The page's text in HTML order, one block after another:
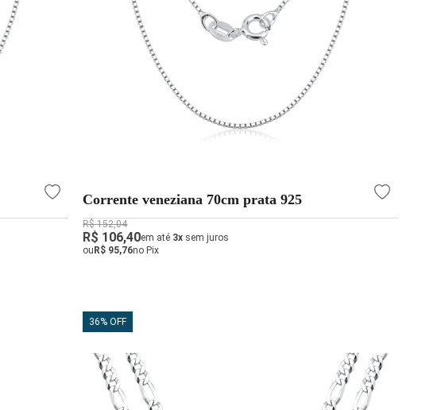
Corrente veneziana 70cm prata 925
R$ 152,04
R$ 106,40em até 3x sem juros
ou R$ 95,76no Pix
36% OFF